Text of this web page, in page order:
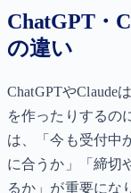
ChatGPT・
の違い
ChatGPTやClaude
を作ったりするの
は、「今も受付中
に合うか」「締切
るか」が重要にな